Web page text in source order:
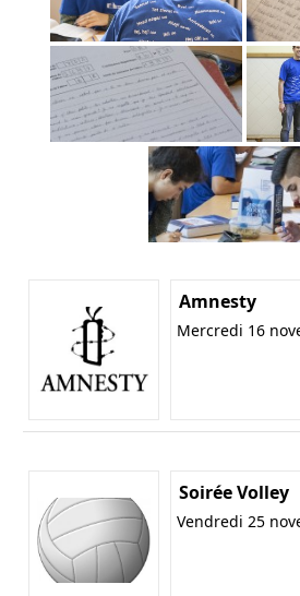
Amnesty
Mercredi 16
Soirée Volley
Vendredi 25